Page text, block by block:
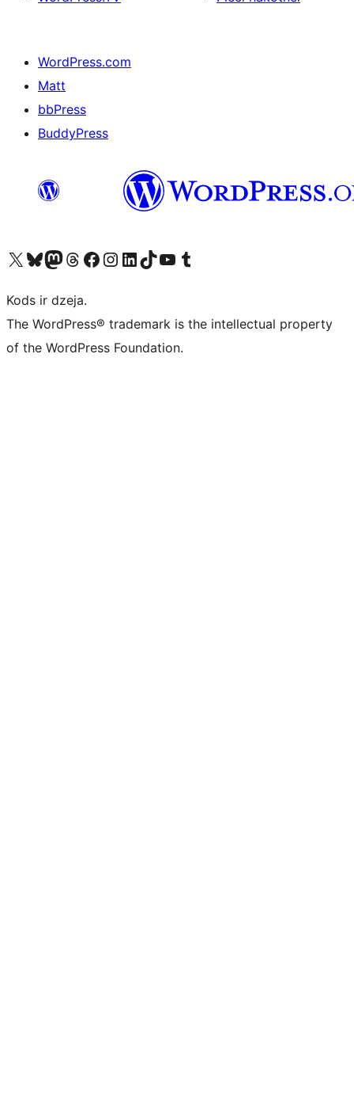
WordPress.com
Matt
bbPress
BuddyPress
Apmeklējiet mūsu X (agrāk Twitter) kontu
Apmeklējiet mūsu Bluesky kontu
Apmeklējiet mūsu Mastodon kontu
Apmeklējiet mūsu Threads kontu
Apmeklējiet mūsu Facebook lapuApmeklējiet mūsu Instagram kontu
Apmeklējiet mūsu LinkedIn kontu
Apmeklējiet mūsu TikTok kontu
Apmeklējiet mūsu YouTube kanālu
Apmeklējiet mūsu Tumblr kontu
Kods ir dzeja.
The WordPress® trademark is the intellectual property
of the WordPress Foundation.